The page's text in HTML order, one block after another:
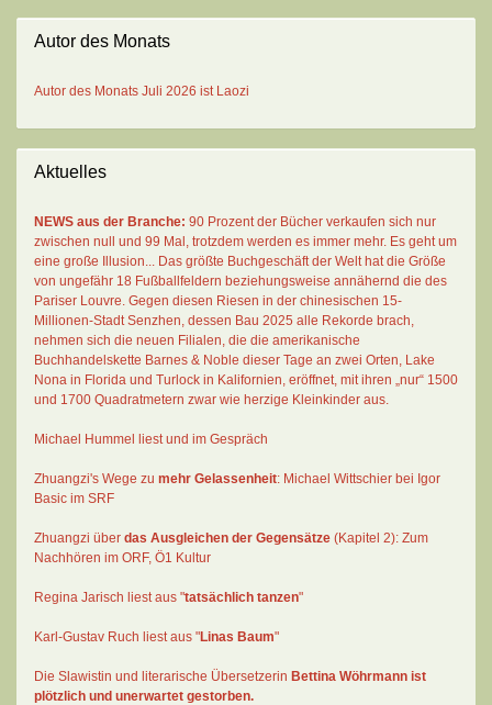
Autor des Monats
Autor des Monats Juli 2026 ist Laozi
Aktuelles
NEWS aus der Branche: 90 Prozent der Bücher verkaufen sich nur
zwischen null und 99 Mal , trotzdem werden es immer mehr. Es geht um
eine große Illusion... Das größte Buchgeschäft der Welt hat die Größe
von ungefähr 18 Fußballfeldern beziehungsweise annähernd die des
Pariser Louvre. Gegen diesen Riesen in der chinesischen 15-
Millionen-Stadt Senzhen, dessen Bau 2025 alle Rekorde brach,
nehmen sich die neuen Filialen, die die amerikanische
Buchhandelskette Barnes & Noble dieser Tage an zwei Orten, Lake
Nona in Florida und Turlock in Kalifornien, eröffnet, mit ihren „nur“ 1500
und 1700 Quadratmetern zwar wie herzige Kleinkinder aus.
Michael Hummel liest und im Gespräch
Zhuangzi's Wege zu mehr Gelassenheit: Michael Wittschier bei Igor
Basic im SRF
Zhuangzi über das Ausgleichen der Gegensätze (Kapitel 2): Zum
Nachhören im ORF, Ö1 Kultur
Regina Jarisch liest aus "tatsächlich tanzen"
Karl-Gustav Ruch liest aus "Linas Baum"
Die Slawistin und literarische Übersetzerin Bettina Wöhrmann ist
plötzlich und unerwartet gestorben.